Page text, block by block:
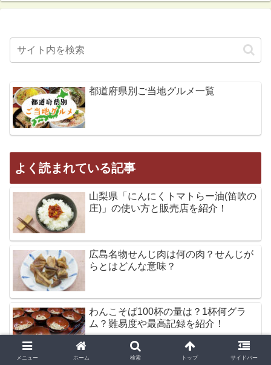
都道府県別ご当地グルメ一覧
よく読まれている記事
山梨県「にんにくトマトらー油(笛吹の
庄)」の使い方と販売店を紹介！
広島名物せんじ肉は何の肉？せんじが
らとはどんな意味？
わんこそば100杯の量は？1杯何グラ
ム？難易度や最高記録を紹介！
メニュー ホーム 検索 トップ サイドバー